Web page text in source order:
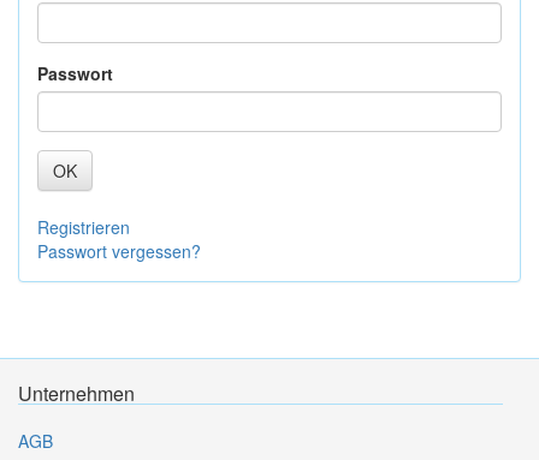
Passwort
OK
Registrieren
Passwort vergessen?
Unternehmen
AGB